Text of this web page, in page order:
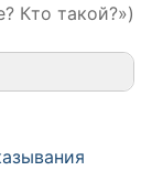
Кто такой?»)